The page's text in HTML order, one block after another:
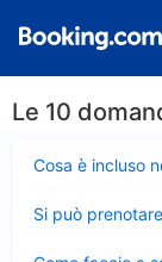
Le 10
Cosa è incluso
chiuso
Si può
chiuso